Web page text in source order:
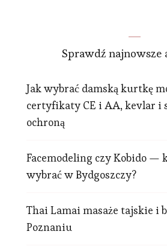
Sprawdź najnowsze
Jak wybrać damską kurtkę
certyfikaty CE i AA, kevlar i
ochroną
Facemodeling czy Kobido —
wybrać w Bydgoszczy?
Thai Lamai masaże tajskie i
Poznaniu